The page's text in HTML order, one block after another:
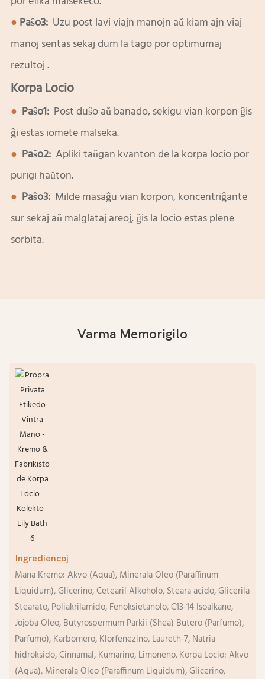
● Paŝo3: Uzu post lavi viajn manojn aŭ kiam ajn viaj
manoj sentas sekaj dum la tago por optimumaj
rezultoj.
Korpa Locio
● Paŝo1: Post duŝo aŭ banado, sekigu vian korpon ĝis
ĝi estas iomete malseka.
● Paŝo2: Apliki taŭgan kvanton de la korpa locio por
purigi haŭton.
● Paŝo3: Milde masaĝu vian korpon, koncentriĝante
sur sekaj aŭ malglataj areoj, ĝis la locio estas plene
sorbita.
Varma Memorigilo
Ingrediencoj
Mana Kremo: Akvo (Aqua), Minerala Oleo (Paraffinum
Liquidum), Glicerino, Cetearil Alkoholo, Steara acido, Glicerila
Stearato, Poliakrilamido, Fenoksietanolo, C13-14 Isoalkane,
Jojoba Oleo, Butyrospermum Parkii (Shea) Butero (Parfumo),
Parfumo), Karbomero, Klorfenezino, Laureth-7, Natria
hidroksido, Cinnamal, Kumarino, Limoneno. Korpa Locio: Akvo
(Aqua), Minerala Oleo (Paraffinum Liquidum), Glicerino,